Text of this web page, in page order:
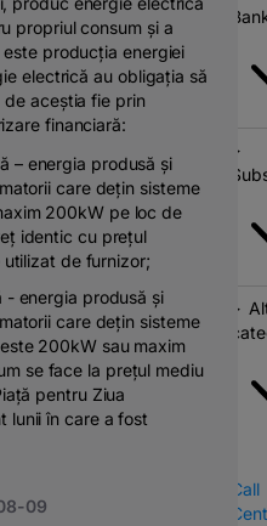
Call
propriul consum și a
producția energiei
electrică au obligația să
aceștia fie prin
financiară:
– energia produsă și
care dețin sisteme
200kW pe loc de
identic cu prețul
de furnizor;
- energia produsă și
care dețin sisteme
200kW sau maxim
se face la prețul mediu
pentru Ziua
lunii în care a fost
09